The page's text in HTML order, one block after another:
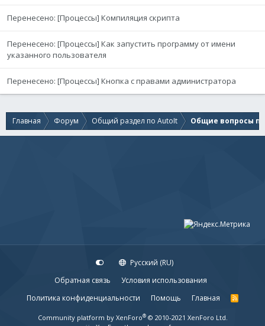
Перенесено: [Процессы] Компиляция скрипта
Перенесено: [Процессы] Как запустить программу от имени
указанного пользователя
Перенесено: [Процессы] Кнопка с правами администратора
Главная Форум Общий раздел по AutoIt Общие вопросы
Русский (RU)
Обратная связь
Условия использования
Политика конфиденциальности
Помощь Главная
R
S
Community platform by XenForo® © 2010-2021 XenForo Ltd.